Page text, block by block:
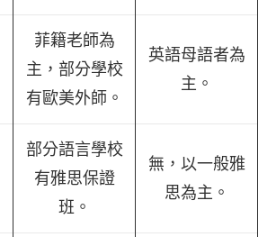
菲籍老師為
主，部分學校
有歐美外師。
英語母語者為
主。
部分語言學校
有雅思保證
班。
無，以一般雅
思為主。